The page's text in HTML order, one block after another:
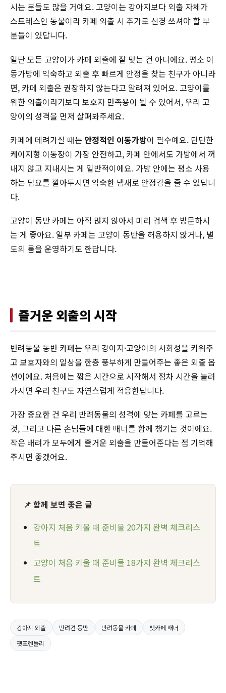
시는 분들도 많을 거예요. 고양이는 강아지보다 외출 자체가
스트레스인 동물이라 카페 외출 시 추가로 신경 쓰셔야 할 부
분들이 있답니다.
일단 모든 고양이가 카페 외출에 잘 맞는 건 아니에요. 평소 이
동가방에 익숙하고 외출 후 빠르게 안정을 찾는 친구가 아니라
면, 카페 외출은 권장하지 않는다고 알려져 있어요. 고양이를
위한 외출이라기보다 보호자 만족용이 될 수 있어서, 우리 고
양이의 성격을 먼저 살펴봐주세요.
카페에 데려가실 때는 안정적인 이동가방이 필수예요. 단단한
케이지형 이동장이 가장 안전하고, 카페 안에서도 가방에서 꺼
내지 않고 지내시는 게 일반적이에요. 가방 안에는 평소 사용
하는 담요를 깔아두시면 익숙한 냄새로 안정감을 줄 수 있답니
다.
고양이 동반 카페는 아직 많지 않아서 미리 검색 후 방문하시
는 게 좋아요. 일부 카페는 고양이 동반을 허용하지 않거나, 별
도의 룸을 운영하기도 한답니다.
즐거운 외출의 시작
반려동물 동반 카페는 우리 강아지·고양이의 사회성을 키워주
고 보호자와의 일상을 한층 풍부하게 만들어주는 좋은 외출 옵
션이에요. 처음에는 짧은 시간으로 시작해서 점차 시간을 늘려
가시면 우리 친구도 자연스럽게 적응한답니다.
가장 중요한 건 우리 반려동물의 성격에 맞는 카페를 고르는
것, 그리고 다른 손님들에 대한 매너를 함께 챙기는 것이에요.
작은 배려가 모두에게 즐거운 외출을 만들어준다는 점 기억해
주시면 좋겠어요.
📌 함께 보면 좋은 글
강아지 처음 키울 때 준비물 20가지 완벽 체크리스
트
고양이 처음 키울 때 준비물 18가지 완벽 체크리스
트
강아지 외출 반려견 동반 반려동물 카페
펫카페 매너
펫프렌들리